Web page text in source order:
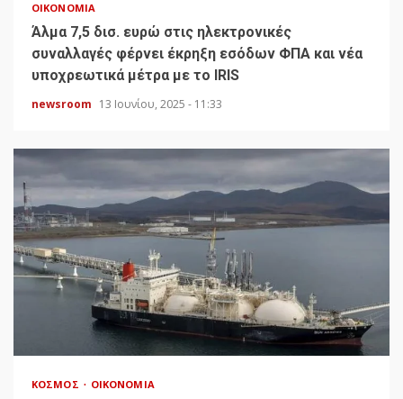
ΟΙΚΟΝΟΜΊΑ
Άλμα 7,5 δισ. ευρώ στις ηλεκτρονικές
συναλλαγές φέρνει έκρηξη εσόδων ΦΠΑ και νέα
υποχρεωτικά μέτρα με το IRIS
newsroom 13 Ιουνίου, 2025 - 11:33
ΚΌΣΜΟΣ ΟΙΚΟΝΟΜΊΑ